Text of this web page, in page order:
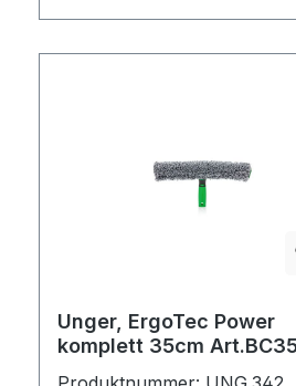
trocknergeeignet 100 %
Unger, ErgoTec Power
komplett 35cm